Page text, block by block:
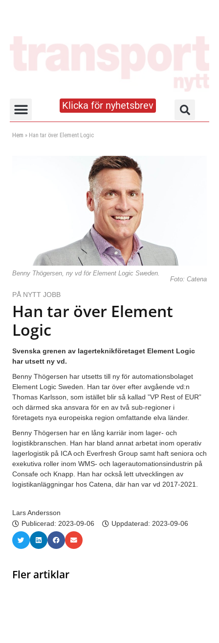
Klicka för nyhetsbrev
Hem » Han tar över Element Logic
Benny Thögersen, ny vd för Element Logic Sweden.
Foto: Catena
PÅ NYTT JOBB
Han tar över Element
Logic
Svenska grenen av lagerteknikföretaget Element Logic
har utsett ny vd.
Benny Thögersen har utsetts till ny för automationsbolaget
Element Logic Sweden. Han tar över efter avgående vd:n
Thomas Karlsson, som istället blir så kallad ”VP Rest of EUR”
och därmed ska ansvara för en av två sub-regioner i
företagets nya europeiska region omfattande elva länder.
Benny Thögersen har en lång karriär inom lager- och
logistikbranschen. Han har bland annat arbetat inom operativ
lagerlogistik på ICA och Everfresh Group samt haft seniora och
exekutiva roller inom WMS- och lagerautomationsindustrin på
Consafe och Knapp. Han har också lett utvecklingen av
logistikanläggningar hos Catena, där han var vd 2017-2021.
Lars Andersson
Publicerad: 2023-09-06 Uppdaterad: 2023-09-06
Fler artiklar